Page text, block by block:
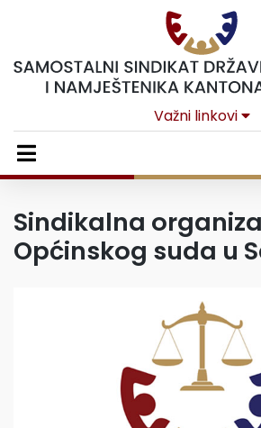
Važni linkovi
Sindikalna
Općinskog suda u